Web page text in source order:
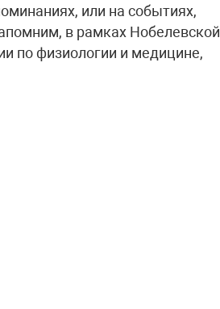
или на событиях,
в рамках Нобелевской
по физиологии и медицине,